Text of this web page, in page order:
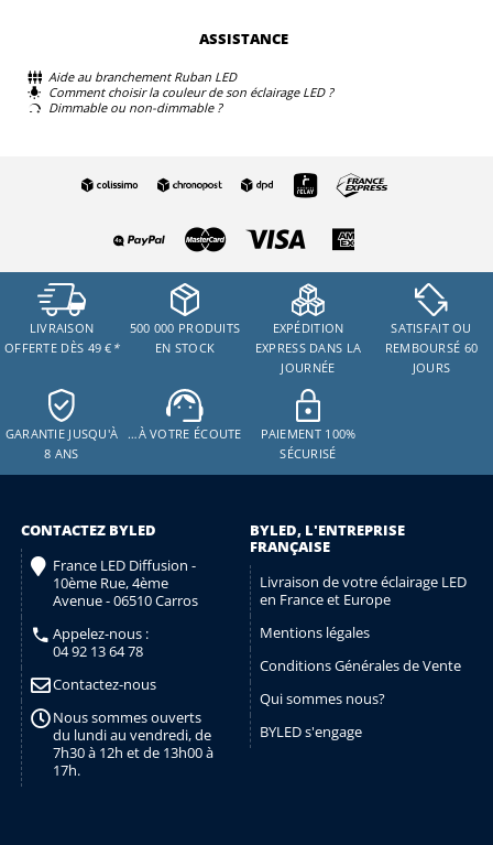
ASSISTANCE
Aide au branchement Ruban LED
Comment choisir la couleur de son éclairage LED ?
Dimmable ou non-dimmable ?
LIVRAISON
OFFERTE DÈS 49 € *
500 000 PRODUITS
EN STOCK
EXPÉDITION
EXPRESS DANS LA
JOURNÉE
SATISFAIT OU
REMBOURSÉ 60
JOURS
GARANTIE JUSQU'À
8 ANS
…À VOTRE ÉCOUTE
PAIEMENT 100%
SÉCURISÉ
CONTACTEZ BYLED
France LED Diffusion -
10ème Rue, 4ème
Avenue - 06510 Carros
Appelez-nous :
04 92 13 64 78
Contactez-nous
Nous sommes ouverts
du lundi au vendredi, de
7h30 à 12h et de 13h00 à
17h.
BYLED, L'ENTREPRISE
FRANÇAISE
Livraison de votre éclairage LED
en France et Europe
Mentions légales
Conditions Générales de Vente
Qui sommes nous?
BYLED s'engage